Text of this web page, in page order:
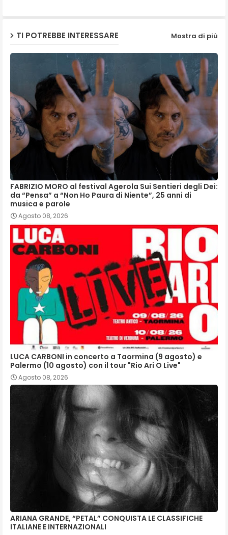
TI POTREBBE INTERESSARE Mostra di più
FABRIZIO MORO al festival Agerola Sui Sentieri degli Dei:
da “Pensa” a “Non Ho Paura di Niente”, 25 anni di
musica e parole
Agosto 08, 2026
LUCA CARBONI in concerto a Taormina (9 agosto) e
Palermo (10 agosto) con il tour "Rio Ari O Live"
Agosto 08, 2026
ARIANA GRANDE, “PETAL” CONQUISTA LE CLASSIFICHE
ITALIANE E INTERNAZIONALI